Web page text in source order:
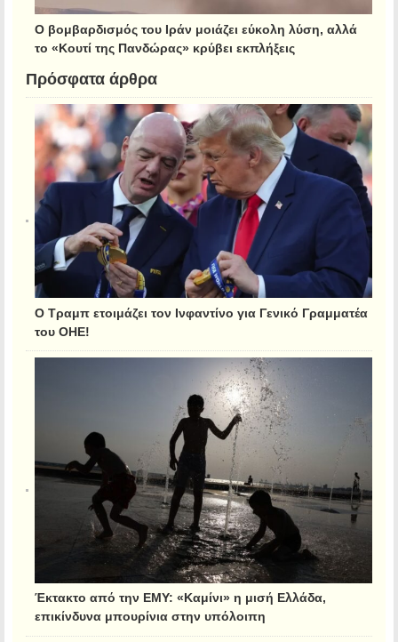
Ο βομβαρδισμός του Ιράν μοιάζει εύκολη λύση, αλλά
το «Κουτί της Πανδώρας» κρύβει εκπλήξεις
Πρόσφατα άρθρα
Ο Τραμπ ετοιμάζει τον Ινφαντίνο για Γενικό Γραμματέα
του ΟΗΕ!
Έκτακτο από την ΕΜΥ: «Καμίνι» η μισή Ελλάδα,
επικίνδυνα μπουρίνια στην υπόλοιπη